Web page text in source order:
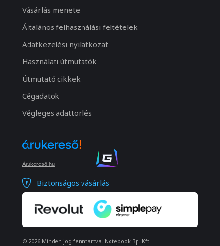
Vásárlás menete
Általános felhasználási feltételek
Adatkezelési nyilatkozat
Használati útmutatók
Útmutató cikkek
Cégadatok
Végleges adattörlés
Árukereső.hu
Biztonságos vásárlás
© 2026 Minden jog fenntartva. Notebook Bp. Kft.